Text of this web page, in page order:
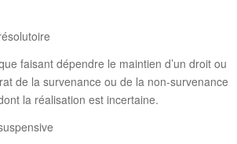
faisant dépendre le maintien d’un droit ou
de la survenance ou de la non-survenance
la réalisation est incertaine.